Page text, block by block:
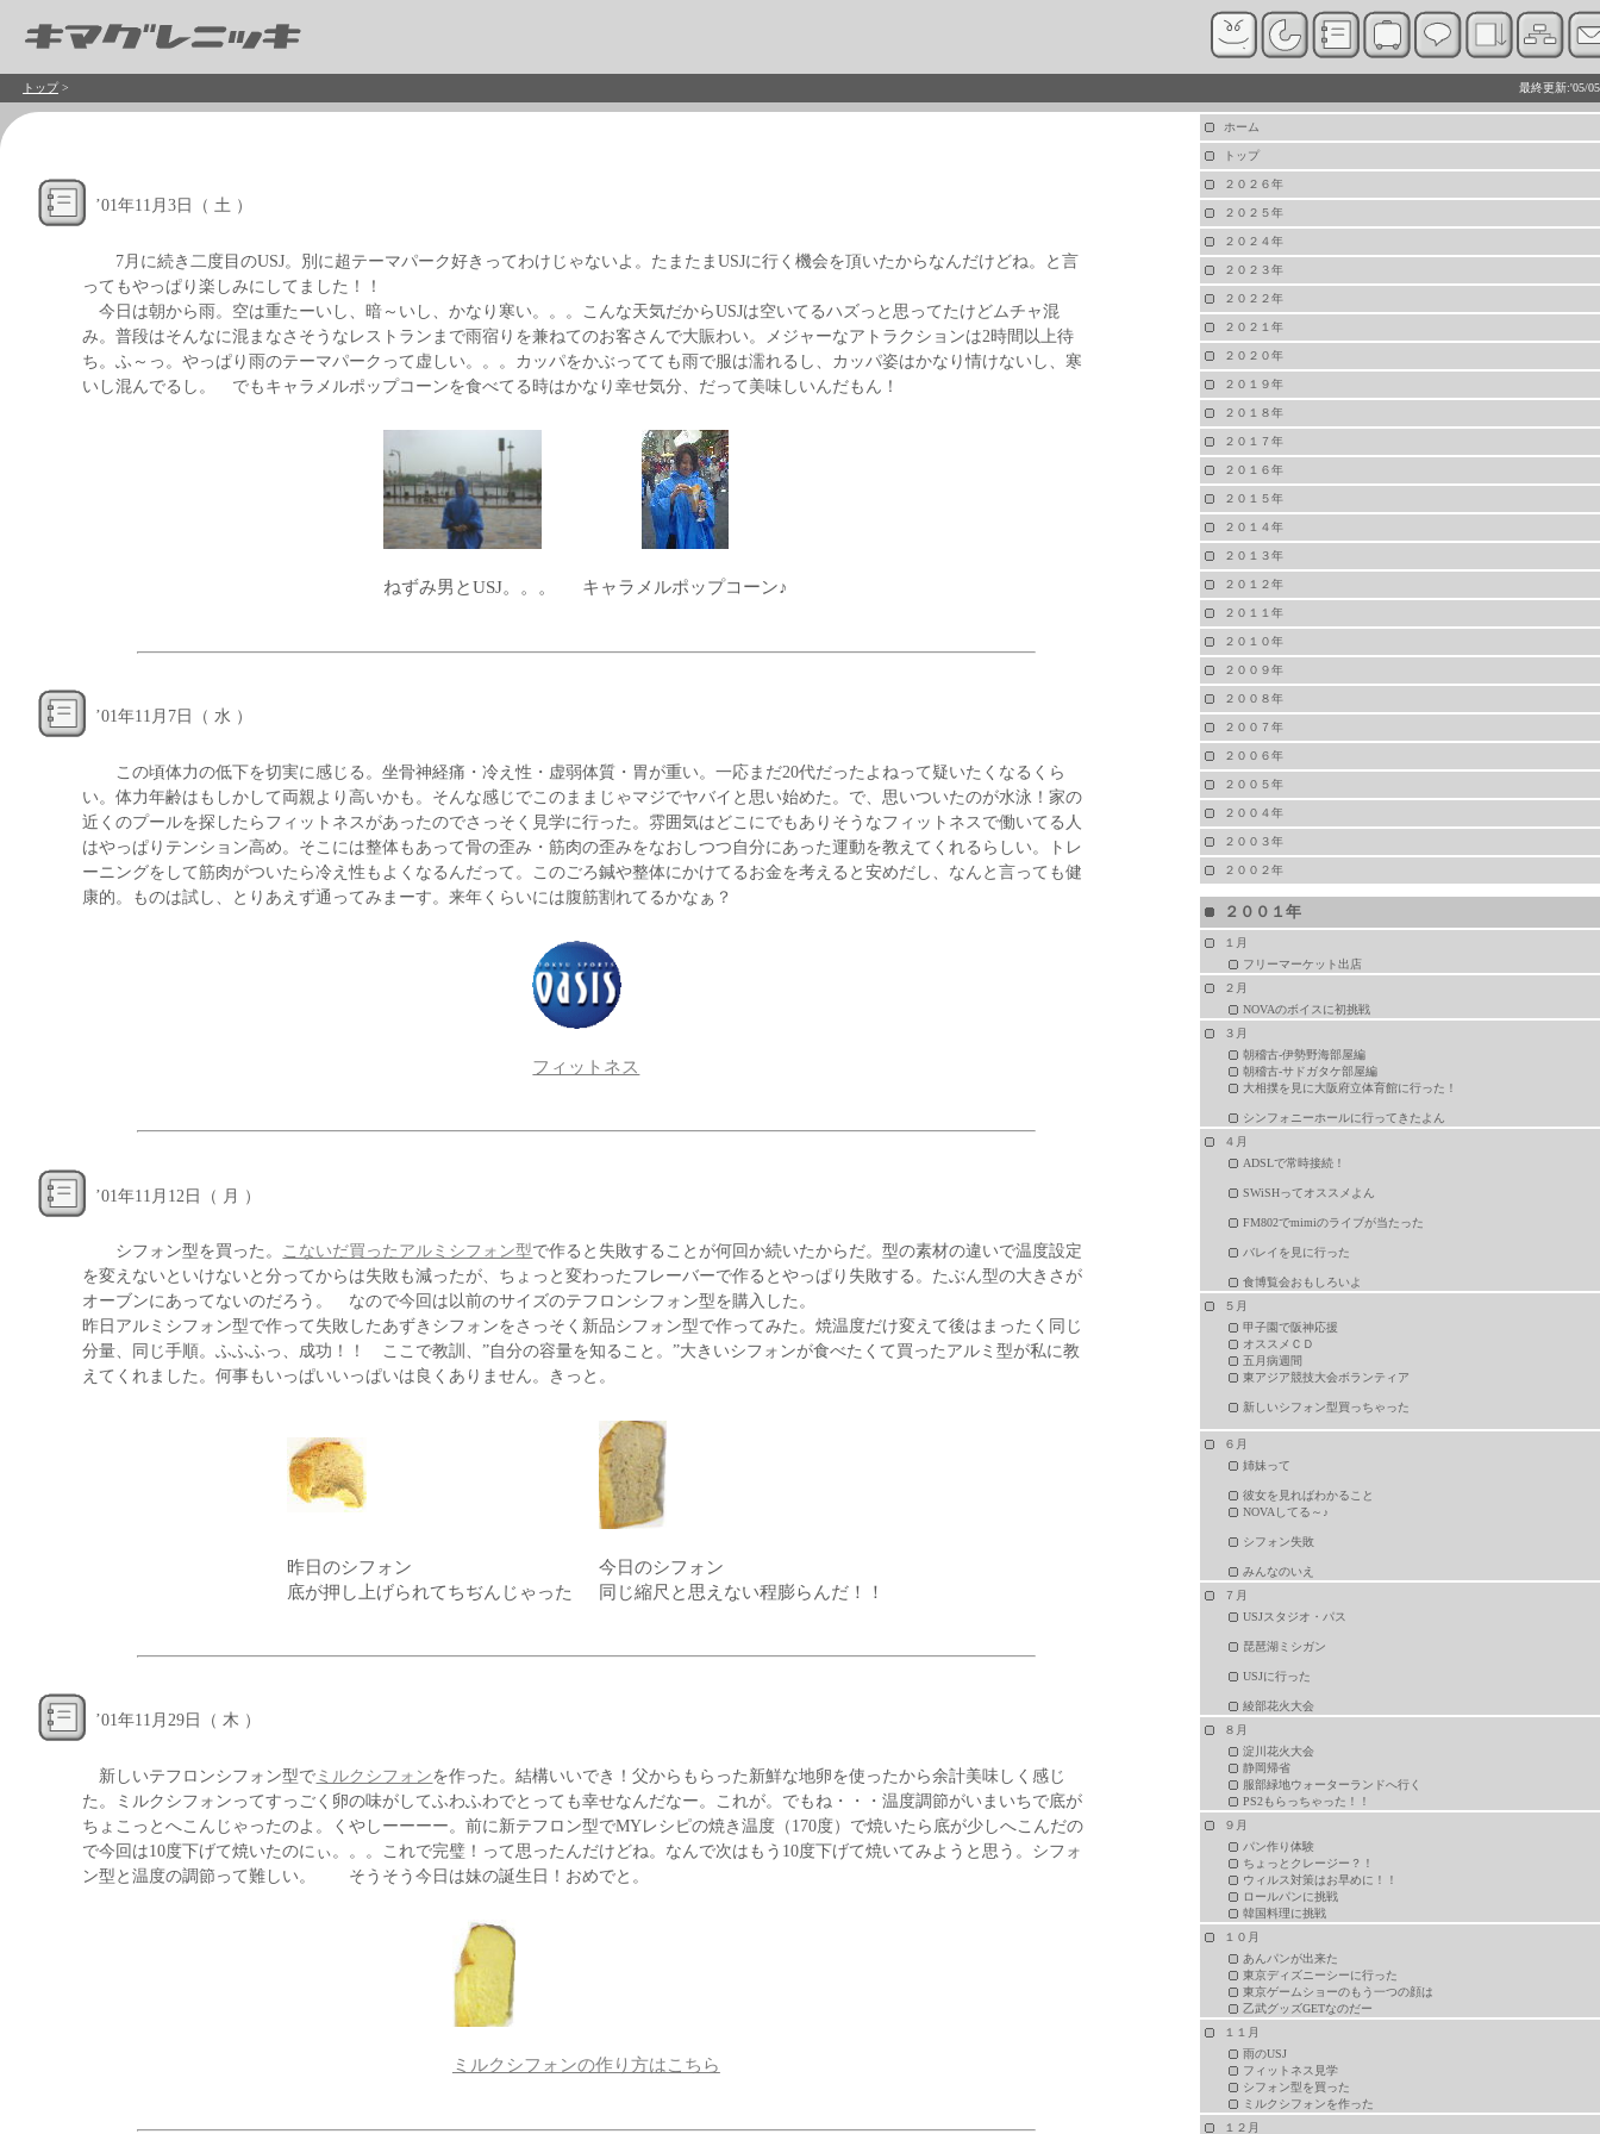
トップ> 最終更新:'05/
’01年11月3日（ 土 ）
7月に続き二度目のUSJ。別に超テーマパーク好きってわけじゃないよ。たまたまUSJに行く機会を頂いたからなんだけどね。と言
ってもやっぱり楽しみにしてました！！
今日は朝から雨。空は重たーいし、暗～いし、かなり寒い。。。こんな天気だからUSJは空いてるハズっと思ってたけどムチャ混
み。普段はそんなに混まなさそうなレストランまで雨宿りを兼ねてのお客さんで大賑わい。メジャーなアトラクションは2時間以上待
ち。ふ～っ。やっぱり雨のテーマパークって虚しい。。。カッパをかぶってても雨で服は濡れるし、カッパ姿はかなり情けないし、寒
いし混んでるし。 でもキャラメルポップコーンを食べてる時はかなり幸せ気分、だって美味しいんだもん！
ねずみ男とUSJ。。。 キャラメルポップコーン♪
’01年11月7日（ 水 ）
この頃体力の低下を切実に感じる。坐骨神経痛・冷え性・虚弱体質・胃が重い。一応まだ20代だったよねって疑いたくなるくら
い。体力年齢はもしかして両親より高いかも。そんな感じでこのままじゃマジでヤバイと思い始めた。で、思いついたのが水泳！家の
近くのプールを探したらフィットネスがあったのでさっそく見学に行った。雰囲気はどこにでもありそうなフィットネスで働いてる人
はやっぱりテンション高め。そこには整体もあって骨の歪み・筋肉の歪みをなおしつつ自分にあった運動を教えてくれるらしい。トレ
ーニングをして筋肉がついたら冷え性もよくなるんだって。このごろ鍼や整体にかけてるお金を考えると安めだし、なんと言っても健
康的。ものは試し、とりあえず通ってみまーす。来年くらいには腹筋割れてるかなぁ？
フィットネス
’01年11月12日（ 月 ）
シフォン型を買った。 こないだ買ったアルミシフォン型で作ると失敗することが何回か続いたからだ。型の素材の違いで温度設定
を変えないといけないと分ってからは失敗も減ったが、ちょっと変わったフレーバーで作るとやっぱり失敗する。たぶん型の大きさが
オーブンにあってないのだろう。 なので今回は以前のサイズのテフロンシフォン型を購入した。
昨日アルミシフォン型で作って失敗したあずきシフォンをさっそく新品シフォン型で作ってみた。焼温度だけ変えて後はまったく同じ
分量、同じ手順。ふふふっ、成功！！ ここで教訓、”自分の容量を知ること。”大きいシフォンが食べたくて買ったアルミ型が私に教
えてくれました。何事もいっぱいいっぱいは良くありません。きっと。
昨日のシフォン
底が押し上げられてちぢんじゃった
今日のシフォン
同じ縮尺と思えない程膨らんだ！！
’01年11月29日（ 木 ）
新しいテフロンシフォン型でミルクシフォンを作った。結構いいでき！父からもらった新鮮な地卵を使ったから余計美味しく感じ
た。ミルクシフォンってすっごく卵の味がしてふわふわでとっても幸せなんだなー。これが。でもね・・・温度調節がいまいちで底が
ちょこっとへこんじゃったのよ。くやしーーーー。前に新テフロン型でMYレシピの焼き温度（170度）で焼いたら底が少しへこんだの
で今回は10度下げて焼いたのにぃ。。。これで完璧！って思ったんだけどね。なんで次はもう10度下げて焼いてみようと思う。シフォ
ン型と温度の調節って難しい。 そうそう今日は妹の誕生日！おめでと。
ミルクシフォンの作り方はこちら
ホーム
トップ
２０２６年
２０２５年
２０２４年
２０２３年
２０２２年
２０２１年
２０２０年
２０１９年
２０１８年
２０１７年
２０１６年
２０１５年
２０１４年
２０１３年
２０１２年
２０１１年
２０１０年
２００９年
２００８年
２００７年
２００６年
２００５年
２００４年
２００３年
２００２年
２００１年
１月
フリーマーケット出店
２月
NOVAのボイスに初挑戦
３月
朝稽古-伊勢野海部屋編
朝稽古-サドガタケ部屋編
大相撲を見に大阪府立体育館に行った！
シンフォニーホールに行ってきたよん
４月
ADSLで常時接続！
SWiSHってオススメよん
FM802でmimiのライブが当たった
バレイを見に行った
食博覧会おもしろいよ
５月
甲子園で阪神応援
オススメＣＤ
五月病週間
東アジア競技大会ボランティア
新しいシフォン型買っちゃった
６月
姉妹って
彼女を見ればわかること
NOVAしてる～♪
シフォン失敗
みんなのいえ
７月
USJスタジオ・パス
琵琶湖ミシガン
USJに行った
綾部花火大会
８月
淀川花火大会
静岡帰省
服部緑地ウォーターランドへ行く
PS2もらっちゃった！！
９月
パン作り体験
ちょっとクレージー？！
ウィルス対策はお早めに！！
ロールパンに挑戦
韓国料理に挑戦
１０月
あんパンが出来た
東京ディズニーシーに行った
東京ゲームショーのもう一つの顔は
乙武グッズGETなのだー
１１月
雨のUSJ
フィットネス見学
シフォン型を買った
ミルクシフォンを作った
１２月